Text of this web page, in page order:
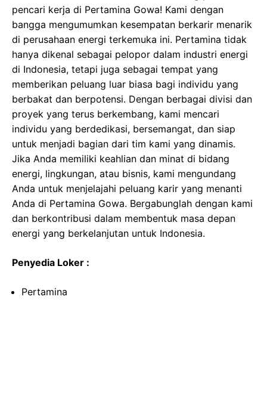
pencari kerja di Pertamina Gowa! Kami dengan
bangga mengumumkan kesempatan berkarir menarik
di perusahaan energi terkemuka ini. Pertamina tidak
hanya dikenal sebagai pelopor dalam industri energi
di Indonesia, tetapi juga sebagai tempat yang
memberikan peluang luar biasa bagi individu yang
berbakat dan berpotensi. Dengan berbagai divisi dan
proyek yang terus berkembang, kami mencari
individu yang berdedikasi, bersemangat, dan siap
untuk menjadi bagian dari tim kami yang dinamis.
Jika Anda memiliki keahlian dan minat di bidang
energi, lingkungan, atau bisnis, kami mengundang
Anda untuk menjelajahi peluang karir yang menanti
Anda di Pertamina Gowa. Bergabunglah dengan kami
dan berkontribusi dalam membentuk masa depan
energi yang berkelanjutan untuk Indonesia.
Penyedia Loker :
Pertamina